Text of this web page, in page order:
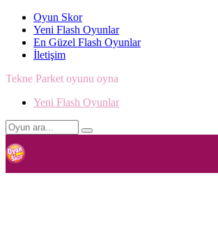
Oyun Skor
Yeni Flash Oyunlar
En Güzel Flash Oyunlar
İletişim
Tekne Parket oyunu oyna
Yeni Flash Oyunlar